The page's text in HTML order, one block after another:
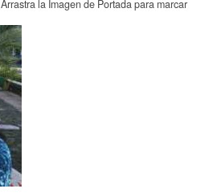
Arrastra la Imagen de Portada para marcar